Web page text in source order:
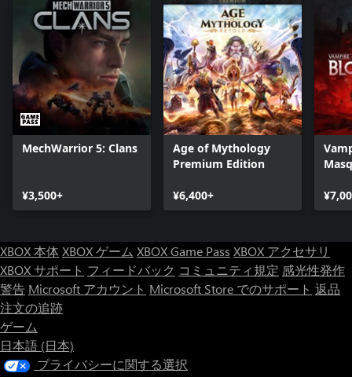
MechWarrior 5: Clans
¥3,500+
Age of Mythology
Premium Edition
¥6,400+
XBOX 本体XBOX ゲーム XBOX Game Pass XBOX アクセサリ
XBOX サポート フィードバック コミュニティ規定 感光性発作
警告 Microsoft アカウント Microsoft Store でのサポート 返品
注文の追跡
ゲーム
日本語 (日本)
プライバシーに関する選択